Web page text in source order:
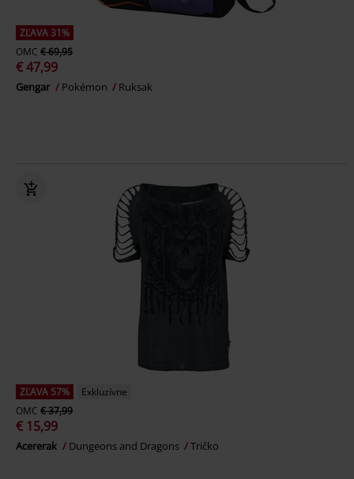
ZĽAVA 31%
OMC € 69,95
€ 47,99
Gengar Pokémon Ruksak
ZĽAVA 57%
Exkluzívne
OMC € 37,99
€ 15,99
Acererak Dungeons and Dragons Tričko